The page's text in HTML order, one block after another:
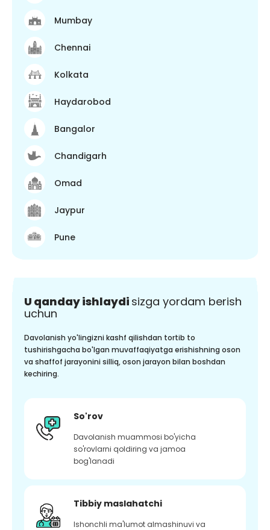
Mumbay
Chennai
Kolkata
Haydarobod
Bangalor
Chandigarh
Omad
Jaypur
Pune
U qanday ishlaydi sizga yordam berish
uchun
Davolanish yo'lingizni kashf qilishdan tortib to
tushirishgacha bo'lgan muvaffaqiyatga erishishning oson
va shaffof jarayonini silliq, oson jarayon bilan boshdan
kechiring.
So'rov
Davolanish muammosi bo'yicha
so'rovlarni qoldiring va jamoa
bog'lanadi
Tibbiy maslahatchi
Ishonchli ma'lumot almashinuvi va